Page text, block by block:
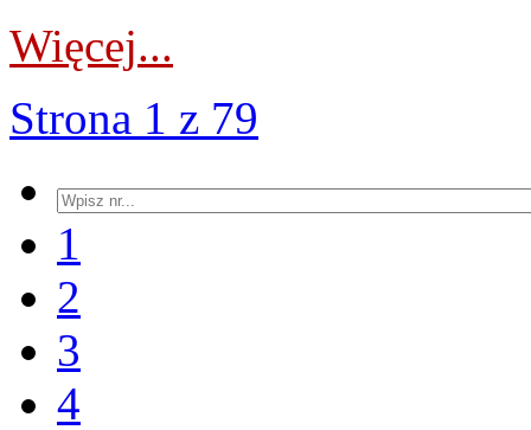
Więcej...
Strona 1 z 79
1
2
3
4